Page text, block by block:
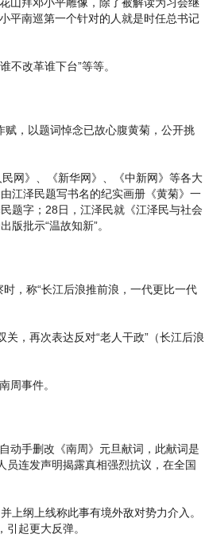
平南巡第一个针对的人就是时任总书记
不改革谁下台”等等。
，以题词悼念已故心腹黄菊，公开挑
网》、《新华网》、《中新网》等各大
江泽民题写书名的纪实画册《黄菊》一
题字；28日，江泽民就《江泽民与社会
批示“温故知新”。
，称“长江后浪推前浪，一代更比一代
，再次表达反对“老人干政”（长江后浪
周事件。
动手删改《南周》元旦献词，此献词是
员连发声明揭露真相强烈抗议，在全国
上纲上线称此事有境外敌对势力介入。
起更大反弹。